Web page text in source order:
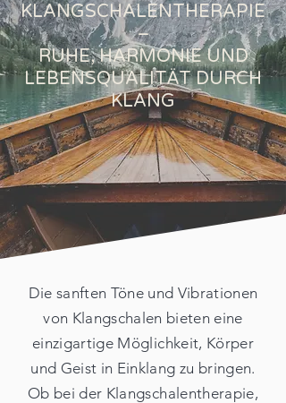
KLANGSCHALENTHERAPIE
–
RUHE, HARMONIE UND
LEBENSQUALITÄT DURCH
KLANG
Die sanften Töne und Vibrationen
von Klangschalen bieten eine
einzigartige Möglichkeit, Körper
und Geist in Einklang zu bringen.
Ob bei der Klangschalentherapie,